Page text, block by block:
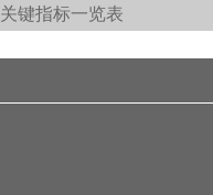
关键指标一览表